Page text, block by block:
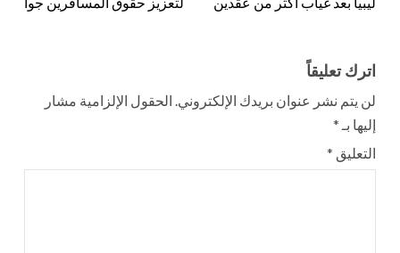
اترك تعليقاً
لن يتم نشر عنوان بريدك الإلكتروني. الحقول الإلزامية مشار
إليها بـ *
التعليق *